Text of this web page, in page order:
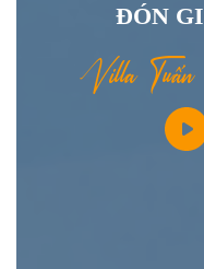
ĐÓN GI
Villa Tuấn